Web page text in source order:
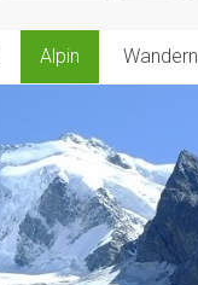
Alpin Wandern